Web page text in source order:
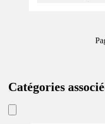
Catégories